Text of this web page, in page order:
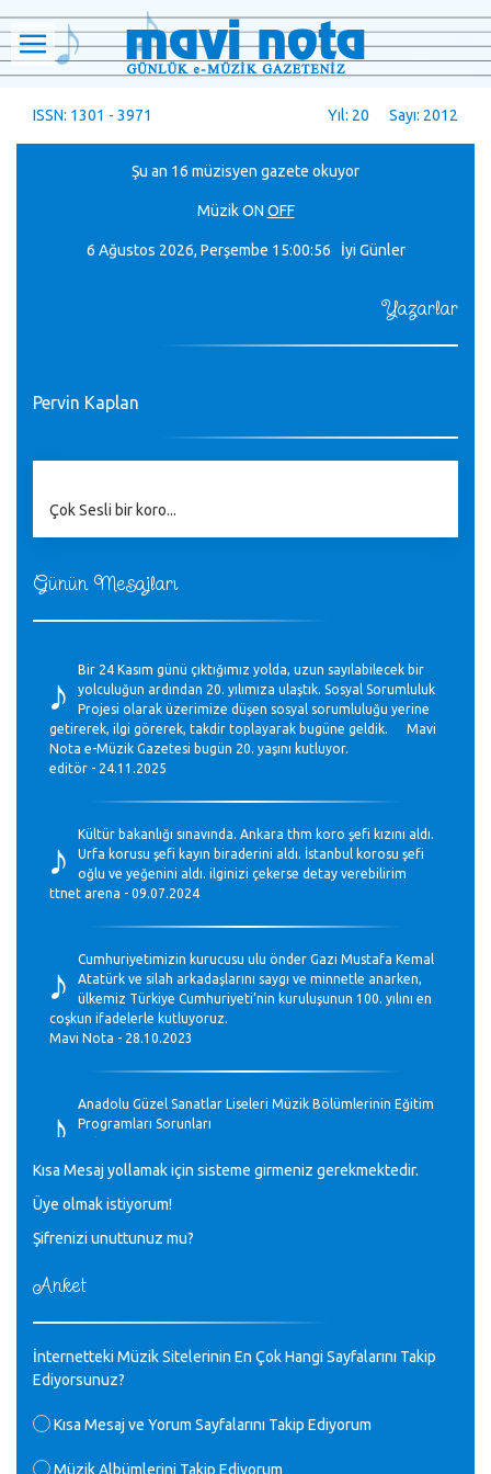
ISSN: 1301 - 3971 Yıl: 20 Sayı: 2012
Şu an 16 müzisyen gazete okuyor
MüzikON OFF
6 Ağustos 2026, Perşembe 15:00:56 İyi Günler
Günün Mesajları
♪
Bir 24 Kasım günü çıktığımız yolda, uzun sayılabilecek bir
yolculuğun ardından 20. yılımıza ulaştık. Sosyal Sorumluluk
Projesi olarak üzerimize düşen sosyal sorumluluğu yerine
getirerek, ilgi görerek, takdir toplayarak bugüne geldik. Mavi
Nota e-Müzik Gazetesi bugün 20. yaşını kutluyor.
editör - 24.11.2025
♪
Kültür bakanlığı sınavında. Ankara thm koro şefi kızını aldı.
Urfa korusu şefi kayın biraderini aldı. İstanbul korosu şefi
oğlu ve yeğenini aldı. ilginizi çekerse detay verebilirim
ttnet arena - 09.07.2024
♪
Cumhuriyetimizin kurucusu ulu önder Gazi Mustafa Kemal
Atatürk ve silah arkadaşlarını saygı ve minnetle anarken,
ülkemiz Türkiye Cumhuriyeti’nin kuruluşunun 100. yılını en
coşkun ifadelerle kutluyoruz.
Mavi Nota - 28.10.2023
♪
Anadolu Güzel Sanatlar Liseleri Müzik Bölümlerinin Eğitim
Programları Sorunları
♪
GEÇMİŞ OLSUN TÜRKİYE!
Mavi Nota - 07.02.2023
♪
30 yıl sonra karşılaşmak çok güzel Kurtuluş, teveccüh
M.Semih Baylan - 08.01.2023
♪
Değerli Müfit hocama en içten sevgi saygılarımı iletin
yaptım.1994 yılında derginin bu daldaki ödülüne layık
Kısa Mesaj yollamak için sisteme girmeniz gerekmektedir.
Üye olmak istiyorum!
Şifrenizi unuttunuz mu?
Anket
İnternetteki Müzik Sitelerinin En Çok Hangi Sayfalarını Takip
Ediyorsunuz?
Kısa Mesaj ve Yorum Sayfalarını Takip Ediyorum
Müzik Albümlerini Takip Ediyorum
Yazarlar
Pervin Kaplan
Çok Sesli bir koro...